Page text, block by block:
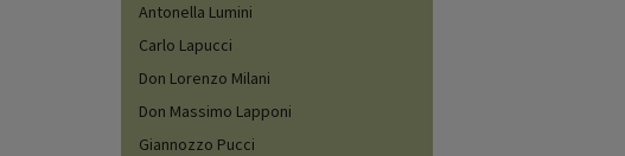
Antonella Lumini
Carlo Lapucci
Don Lorenzo Milani
Don Massimo Lapponi
Giannozzo Pucci